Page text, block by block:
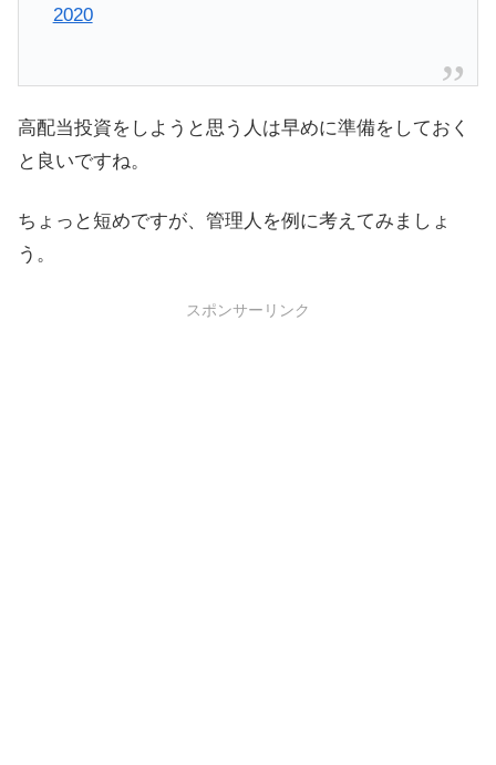
2020
高配当投資をしようと思う人は早めに準備をしておく
と良いですね。
ちょっと短めですが、管理人を例に考えてみましょ
う。
スポンサーリンク